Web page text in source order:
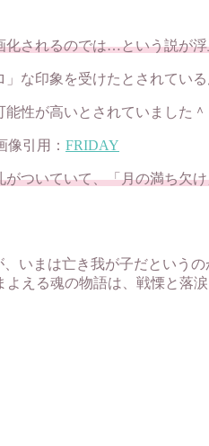
化されるのでは…という説が
な印象を受けたとされている
性が高いとされていました＾
像引用： FRIDAY
ついていて、「月の満ち欠
いまは亡き我が子だという
える魂の物語は、戦慄と落涙